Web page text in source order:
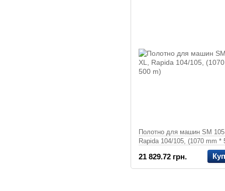
Полотно для машин SM
Rapida 104/105, (1070 mm *
21 829.72 грн.